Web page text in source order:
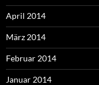
April 2014
März 2014
Februar 2014
Januar 2014